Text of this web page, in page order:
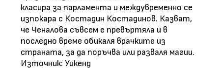
класира за парламента и междувременно се
изпокара с Костадин Костадинов. Казват,
че Ченалова съвсем е превъртяла и в
последно време обикаля врачките из
страната, за да поръчва или разваля магии.
Източник: Уикенд